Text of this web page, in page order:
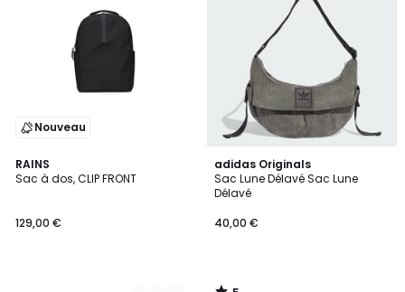
Nouveau
RAINS
Sac à dos, CLIP FRONT
129,00 €
2
Couleurs
adidas Originals
Sac Lune Délavé Sac Lune
Délavé
40,00 €
5
/
5